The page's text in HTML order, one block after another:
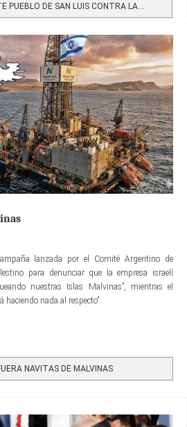
PUEBLO DE SAN LUIS CONTRA LA...
lanzada por el Comité Argentino de
para denunciar que la empresa israelí
nuestras Islas Malvinas”, mientras el
haciendo nada al respecto”.
NAVITAS DE MALVINAS